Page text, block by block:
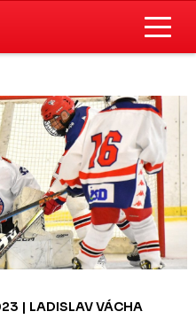
| LADISLAV VÁCHA